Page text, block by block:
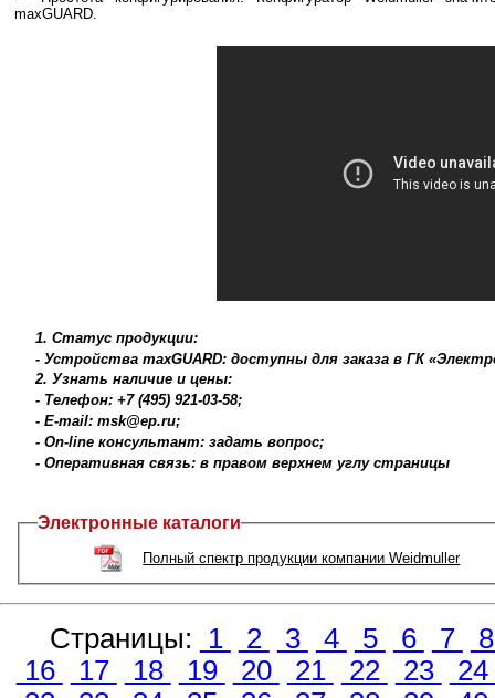
maxGUARD.
1. Статус продукции:
- Устройства maxGUARD: доступны для заказа в ГК
2. Узнать наличие и цены:
- Телефон: +7 (495) 921-03-58;
- E-mail: msk@ep.ru;
- On-line консультант: задать вопрос;
- Оперативная связь: в правом верхнем углу страницы
Электронные каталоги
Полный спектр продукции компании Weidmuller
Страницы: 1 2 3 4 5 6 7
16
17 18 19 20 21 22 23
24